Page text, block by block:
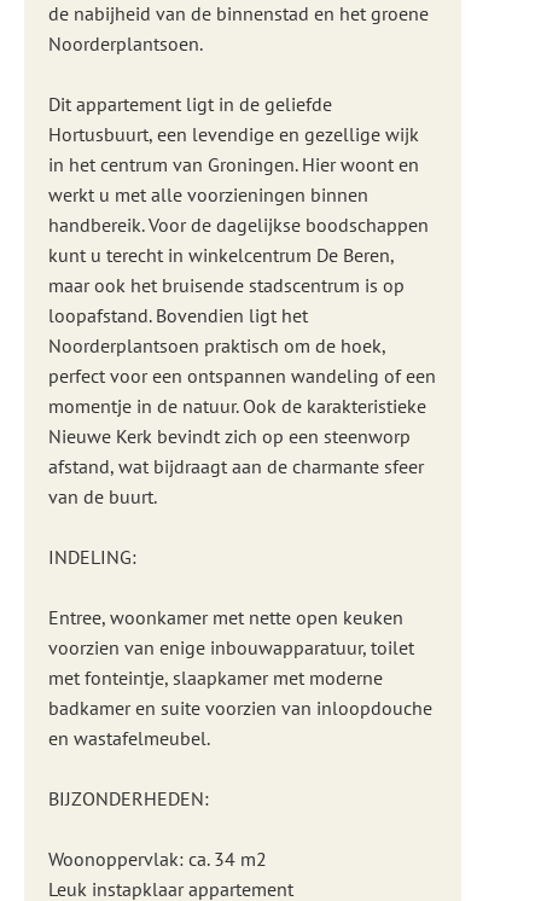
de nabijheid van de binnenstad en het groene
Noorderplantsoen.
Dit appartement ligt in de geliefde
Hortusbuurt, een levendige en gezellige wijk
in het centrum van Groningen. Hier woont en
werkt u met alle voorzieningen binnen
handbereik. Voor de dagelijkse boodschappen
kunt u terecht in winkelcentrum De Beren,
maar ook het bruisende stadscentrum is op
loopafstand. Bovendien ligt het
Noorderplantsoen praktisch om de hoek,
perfect voor een ontspannen wandeling of een
momentje in de natuur. Ook de karakteristieke
Nieuwe Kerk bevindt zich op een steenworp
afstand, wat bijdraagt aan de charmante sfeer
van de buurt.
INDELING:
Entree, woonkamer met nette open keuken
voorzien van enige inbouwapparatuur, toilet
met fonteintje, slaapkamer met moderne
badkamer en suite voorzien van inloopdouche
en wastafelmeubel.
BIJZONDERHEDEN:
Woonoppervlak: ca. 34 m2
Leuk instapklaar appartement